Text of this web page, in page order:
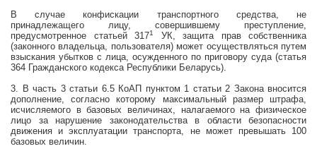
В случае конфискации транспортного средства, не
принадлежащего лицу, совершившему преступление,
предусмотренное статьей 3171
УК, защита прав собственника
(законного владельца, пользователя) может осуществляться путем
взыскания убытков с лица, осужденного по приговору суда (статья
364 Гражданского кодекса Республики Беларусь).
3. В часть 3 статьи 6.5 КоАП пунктом 1 статьи 2 Закона вносится
дополнение, согласно которому максимальный размер штрафа,
исчисляемого в базовых величинах, налагаемого на физическое
лицо за нарушение законодательства в области безопасности
движения и эксплуатации транспорта, не может превышать 100
базовых величин.